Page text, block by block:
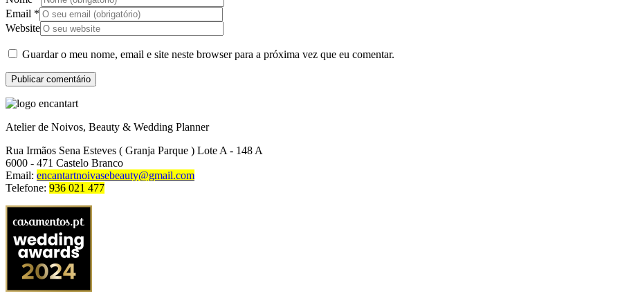
Email *
Website
Guardar o meu nome, email e site neste browser para a próxima vez que eu comentar.
Atelier de Noivos, Beauty & Wedding Planner
Rua Irmãos Sena Esteves ( Granja Parque ) Lote A - 148 A
6000 - 471 Castelo Branco
Email: encantartnoivasebeauty@gmail.com
Telefone: 936 021 477